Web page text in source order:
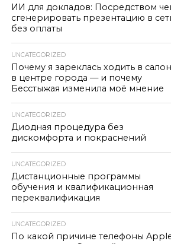
ИИ для докладов: Посредством
сгенерировать презентацию в
без оплаты
UNCATEGORIZED
Почему я зареклась ходить в
в центре города — и почему
Бесстыжая изменила моё мнение
UNCATEGORIZED
Диодная процедура без
дискомфорта и покраснений
UNCATEGORIZED
Дистанционные программы
обучения и квалификационная
переквалификация
UNCATEGORIZED
По какой причине телефоны